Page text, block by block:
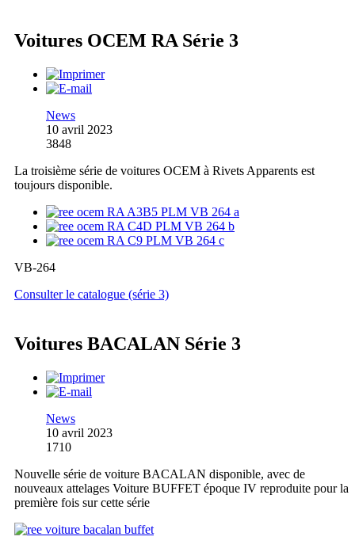
Voitures OCEM RA Série 3
News
10 avril 2023
3848
La troisième série de voitures OCEM à Rivets Apparents est
toujours disponible.
VB-264
Consulter le catalogue (série 3)
Voitures BACALAN Série 3
News
10 avril 2023
1710
Nouvelle série de voiture BACALAN disponible, avec de
nouveaux attelages Voiture BUFFET époque IV reproduite pour la
première fois sur cette série